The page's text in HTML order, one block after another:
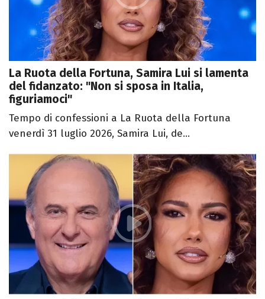
La Ruota della Fortuna, Samira Lui si lamenta
del fidanzato: "Non si sposa in Italia,
figuriamoci"
Tempo di confessioni a La Ruota della Fortuna
venerdì 31 luglio 2026, Samira Lui, de...